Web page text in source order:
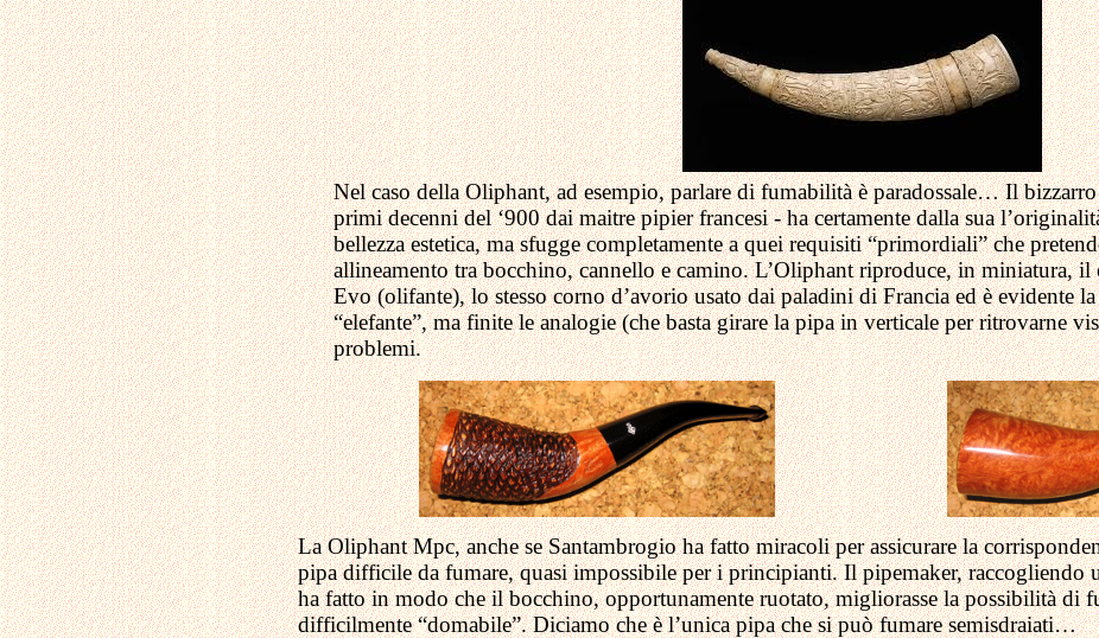
Nel caso della Oliphant, ad esempio, parlare di fumabilità è paradossale… Il
primi decenni del ‘900 dai maitre pipier francesi - ha certamente dalla sua
bellezza estetica, ma sfugge completamente a quei requisiti “primordiali” che
allineamento tra bocchino, cannello e camino. L’Oliphant riproduce, in miniatura, il
Evo (olifante), lo stesso corno d’avorio usato dai paladini di Francia ed è evidente
“elefante”, ma finite le analogie (che basta girare la pipa in verticale per ritrovarne
problemi.
La Oliphant Mpc, anche se Santambrogio ha fatto miracoli per assicurare la
pipa difficile da fumare, quasi impossibile per i principianti. Il pipemaker,
ha fatto in modo che il bocchino, opportunamente ruotato, migliorasse la possibilità di
difficilmente “domabile”. Diciamo che è l’unica pipa che si può fumare semisdraiati…